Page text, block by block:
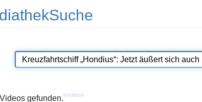
gefunden.erklären